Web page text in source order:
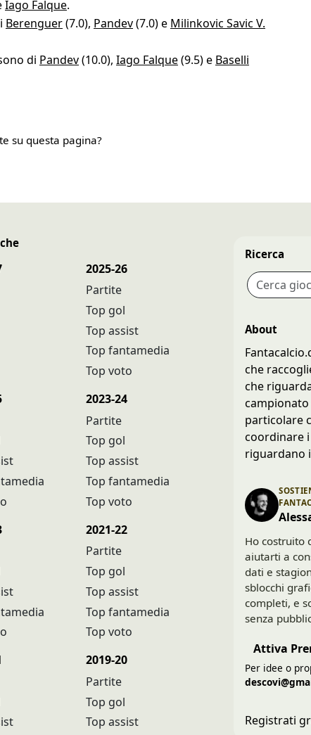
Iago Falque.
Berenguer(7.0), Pandev(7.0) e Milinkovic Savic V.
di Pandev(10.0), Iago Falque(9.5) e Baselli
su questa pagina?
2025-26
Partite
Top gol
Top assist
Top fantamedia
Top voto
2023-24
Partite
Top gol
Top assist
Top fantamedia
Top voto
2021-22
Partite
Top gol
Top assist
Top fantamedia
Top voto
2019-20
Partite
Top gol
Top assist
Ricerca
About
che
che
campionato
particolare
coordinare
riguardano
Ho costruito
aiutarti a
dati e
sblocchi
completi, e
senza
Attiva
Per idee o
Registrati